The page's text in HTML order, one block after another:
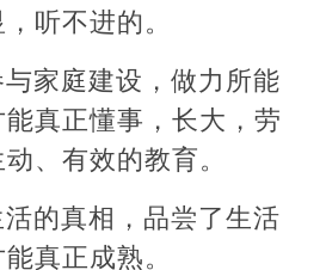
听不进的。
家庭建设，做力所能
真正懂事，长大，劳
、有效的教育。
的真相，品尝了生活
真正成熟。